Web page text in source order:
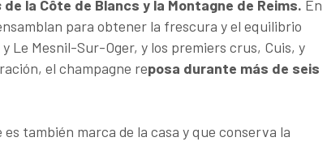
de la Côte de Blancs y la Montagne de Reims. En
para obtener la frescura y el equilibrio
Le Mesnil-Sur-Oger, y los premiers crus, Cuis, y
el champagne reposa durante más de seis
es también marca de la casa y que conserva la